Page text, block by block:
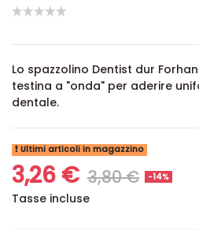
Lo spazzolino Dentist dur
testina a "onda" per aderire
dentale.
Ultimi articoli in magazzino
3,26 € 3,80 € -14%
Tasse incluse